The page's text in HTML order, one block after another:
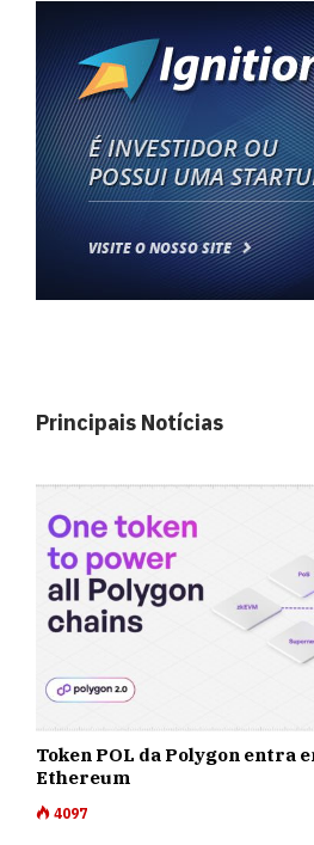
Principais Notícias
Token POL da Polygon entra
Ethereum
4097